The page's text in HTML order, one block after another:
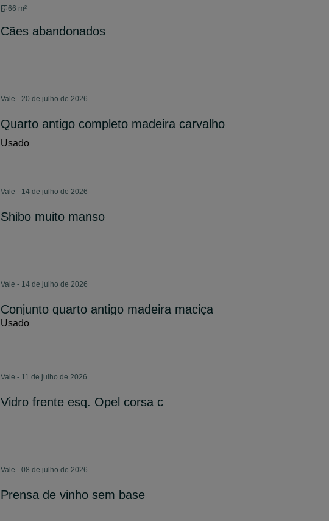
66 m²
Cães abandonados
Vale - 20 de julho de 2026
Quarto antigo completo madeira carvalho
Usado
Vale - 14 de julho de 2026
Shibo muito manso
Vale - 14 de julho de 2026
Conjunto quarto antigo madeira maciça
Usado
Vale - 11 de julho de 2026
Vidro frente esq. Opel corsa c
Vale - 08 de julho de 2026
Prensa de vinho sem base